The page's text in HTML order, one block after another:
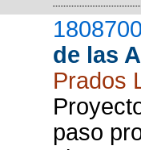
de las
Prados
paso